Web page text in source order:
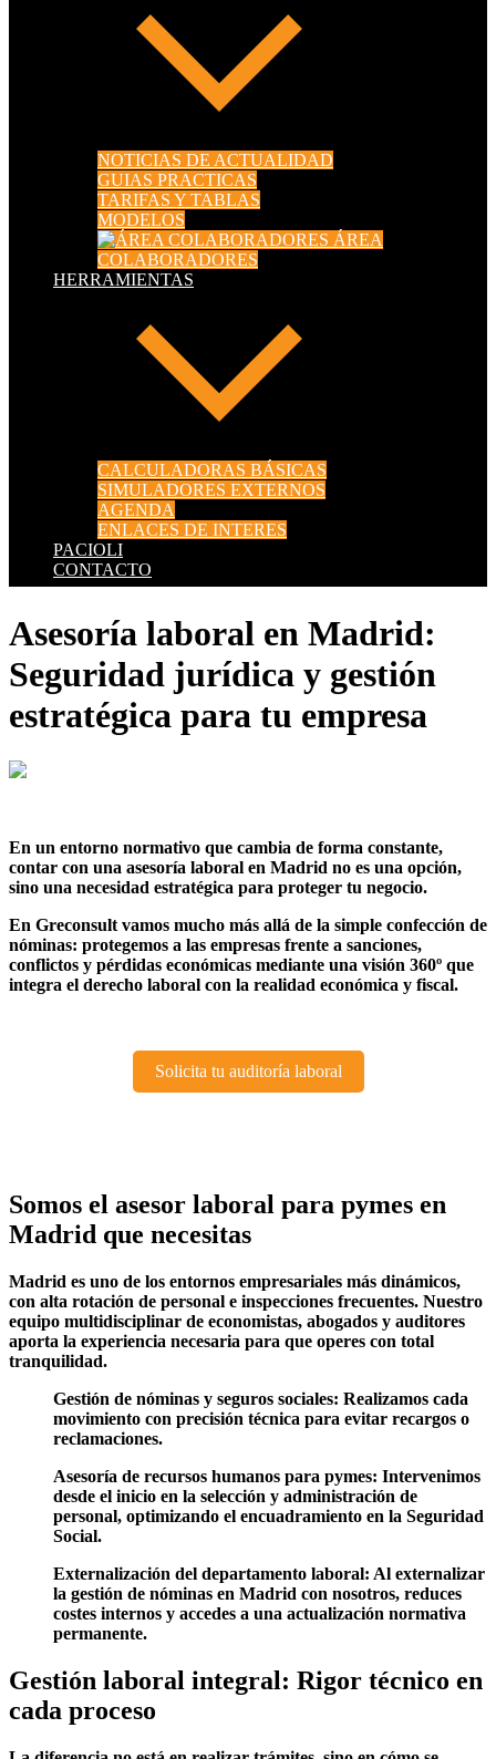
NOTICIAS DE ACTUALIDAD
GUIAS PRACTICAS
TARIFAS Y TABLAS
MODELOS
ÁREA
COLABORADORES
HERRAMIENTAS
CALCULADORAS BÁSICAS
SIMULADORES EXTERNOS
AGENDA
ENLACES DE INTERES
PACIOLI
CONTACTO
Asesoría laboral en Madrid:
Seguridad jurídica y gestión
estratégica para tu empresa
En un entorno normativo que cambia de forma constante,
contar con una asesoría laboral en Madrid no es una opción,
sino una necesidad estratégica para proteger tu negocio.
En Greconsult vamos mucho más allá de la simple confección de
nóminas: protegemos a las empresas frente a sanciones,
conflictos y pérdidas económicas mediante una visión 360º que
integra el derecho laboral con la realidad económica y fiscal.
Solicita tu auditoría laboral
Somos el asesor laboral para pymes en
Madrid que necesitas
Madrid es uno de los entornos empresariales más dinámicos,
con alta rotación de personal e inspecciones frecuentes. Nuestro
equipo multidisciplinar de economistas, abogados y auditores
aporta la experiencia necesaria para que operes con total
tranquilidad.
Gestión de nóminas y seguros sociales: Realizamos cada
movimiento con precisión técnica para evitar recargos o
reclamaciones.
Asesoría de recursos humanos para pymes: Intervenimos
desde el inicio en la selección y administración de
personal, optimizando el encuadramiento en la Seguridad
Social.
Externalización del departamento laboral: Al externalizar
la gestión de nóminas en Madrid con nosotros, reduces
costes internos y accedes a una actualización normativa
permanente.
Gestión laboral integral: Rigor técnico en
cada proceso